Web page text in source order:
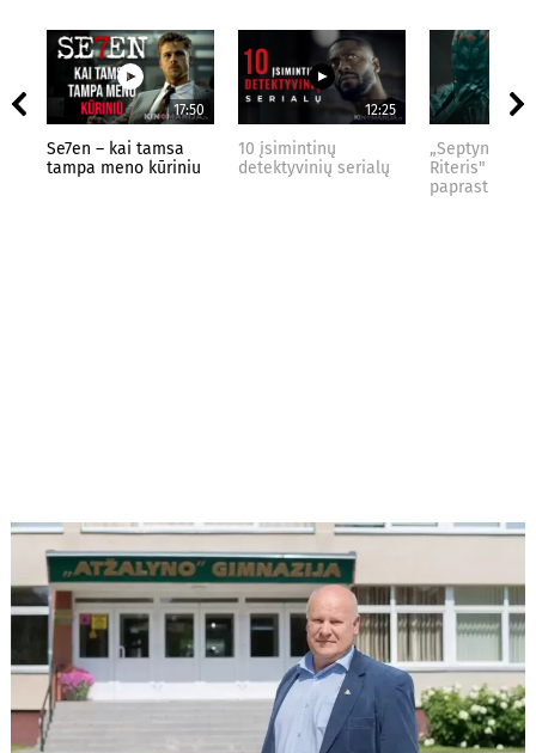
17:50
Se7en – kai tamsa
tampa meno kūriniu
12:25
10 įsimintinų
detektyvinių serialų
„Septynių
Riteris" – kai
paprastumas